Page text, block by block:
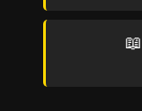
📖